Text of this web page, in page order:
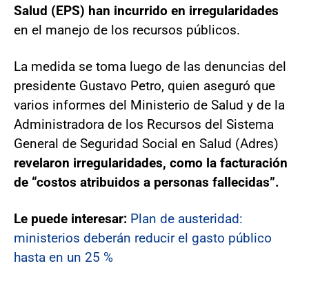
Salud (EPS) han incurrido en irregularidades
en el manejo de los recursos públicos.
La medida se toma luego de las denuncias del
presidente Gustavo Petro, quien aseguró que
varios informes del Ministerio de Salud y de la
Administradora de los Recursos del Sistema
General de Seguridad Social en Salud (Adres)
revelaron irregularidades, como la facturación
de “costos atribuidos a personas fallecidas”.
Le puede interesar: Plan de austeridad:
ministerios deberán reducir el gasto público
hasta en un 25 %